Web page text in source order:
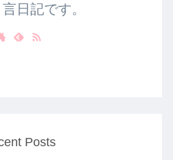
日記です。
Posts